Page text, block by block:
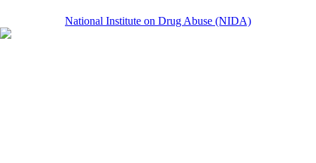
National Institute on Drug Abuse (NIDA)